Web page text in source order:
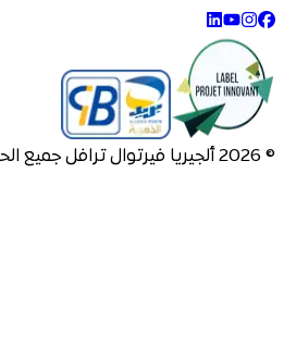
©
2026 ألجيريا فيرتوال ترافل جميع